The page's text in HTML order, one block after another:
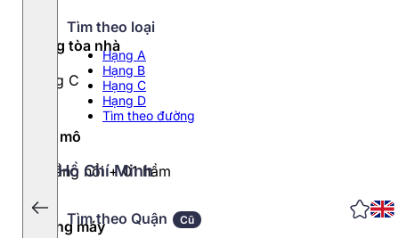
Tìm theo loại
Hạng A
Hạng B
Hạng C
Hạng D
Tìm theo đường
Hồ Chí Minh
Tìm theo Quận Cũ
Hạng tòa nhà
Hạng C
Quy mô
07 tầng nổi + 01 hầm
Thang máy